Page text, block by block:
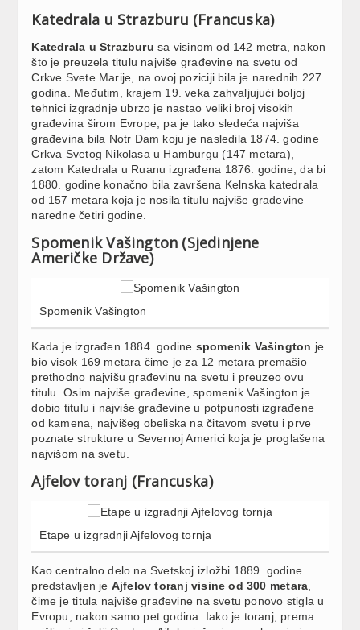
Katedrala u Strazburu (Francuska)
Katedrala u Strazburu sa visinom od 142 metra, nakon
što je preuzela titulu najviše građevine na svetu od
Crkve Svete Marije, na ovoj poziciji bila je narednih 227
godina. Međutim, krajem 19. veka zahvaljujući boljoj
tehnici izgradnje ubrzo je nastao veliki broj visokih
građevina širom Evrope, pa je tako sledeća najviša
građevina bila Notr Dam koju je nasledila 1874. godine
Crkva Svetog Nikolasa u Hamburgu (147 metara),
zatom Katedrala u Ruanu izgrađena 1876. godine, da bi
1880. godine konačno bila završena Kelnska katedrala
od 157 metara koja je nosila titulu najviše građevine
naredne četiri godine.
Spomenik Vašington (Sjedinjene
Američke Države)
Spomenik Vašington
Kada je izgrađen 1884. godine spomenik Vašington je
bio visok 169 metara čime je za 12 metara premašio
prethodno najvišu građevinu na svetu i preuzeo ovu
titulu. Osim najviše građevine, spomenik Vašington je
dobio titulu i najviše građevine u potpunosti izgrađene
od kamena, najvišeg obeliska na čitavom svetu i prve
poznate strukture u Severnoj Americi koja je proglašena
najvišom na svetu.
Ajfelov toranj (Francuska)
Etape u izgradnji Ajfelovog tornja
Kao centralno delo na Svetskoj izložbi 1889. godine
predstavljen je Ajfelov toranj visine od 300 metara
čime je titula najviše građevine na svetu ponovo stigla u
Evropu, nakon samo pet godina. Iako je toranj, prema